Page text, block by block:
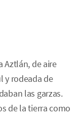
Aztlán, de aire
y rodeada de
las garzas.
de la tierra como